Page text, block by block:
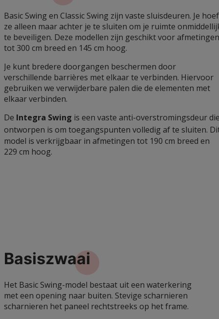
Basic Swing en Classic Swing zijn vaste sluisdeuren. Je
ze alleen maar achter je te sluiten om je ruimte
te beveiligen. Deze modellen zijn geschikt voor afmetingen
tot 300 cm breed en 145 cm hoog.
Je kunt bredere doorgangen beschermen door
verschillende barrières met elkaar te verbinden. Hiervoor
gebruiken we verwijderbare palen die de elementen met
elkaar verbinden.
De Integra Swing is een vaste anti-overstromingsdeur
ontworpen is om toegangspunten volledig af te sluiten.
model is verkrijgbaar in afmetingen tot 190 cm breed en
229 cm hoog.
Basiszwaai
Het Basic Swing-model bestaat uit een waterkering
met een opening naar buiten. Stevige scharnieren
scharnieren het paneel rechtstreeks op het frame.